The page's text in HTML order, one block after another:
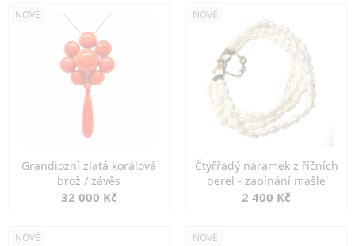
NOVÉ
Grandiozní zlatá korálová
brož / závěs
32 000 Kč
NOVÉ
Čtyřřadý náramek z říčních
perel - zapínání mašle
2 400 Kč
NOVÉ NOVÉ